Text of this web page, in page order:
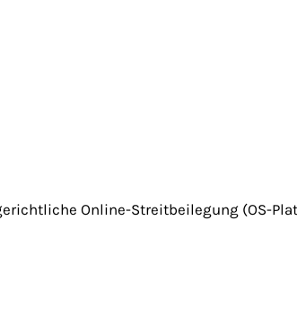
Online-Streitbeilegung (OS-